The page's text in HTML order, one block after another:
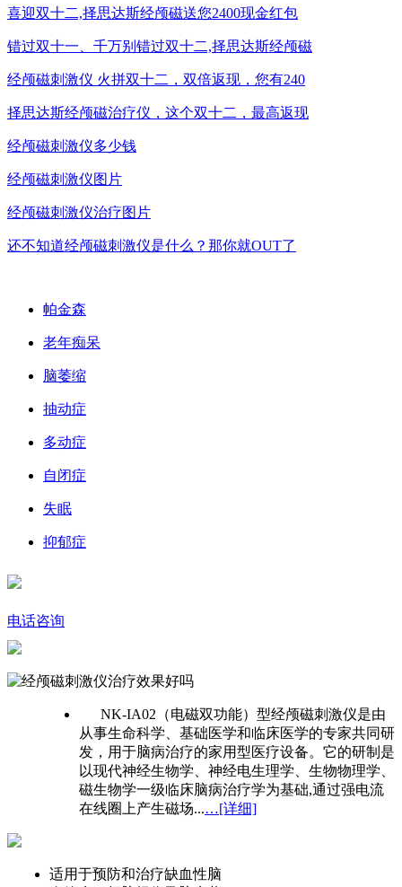
喜迎双十二,择思达斯经颅磁送您2400现金红包
错过双十一、千万别错过双十二,择思达斯经颅磁
经颅磁刺激仪 火拼双十二，双倍返现，您有240
择思达斯经颅磁治疗仪，这个双十二，最高返现
经颅磁刺激仪多少钱
经颅磁刺激仪图片
经颅磁刺激仪治疗图片
还不知道经颅磁刺激仪是什么？那你就OUT了
帕金森
老年痴呆
脑萎缩
抽动症
多动症
自闭症
失眠
抑郁症
电话咨询
NK-IA02（电磁双功能）型经颅磁刺激仪是由
从事生命科学、基础医学和临床医学的专家共同研
发，用于脑病治疗的家用型医疗设备。它的研制是
以现代神经生物学、神经电生理学、生物物理学、
磁生物学一级临床脑病治疗学为基础,通过强电流
在线圈上产生磁场...…[详细]
适用于预防和治疗缺血性脑